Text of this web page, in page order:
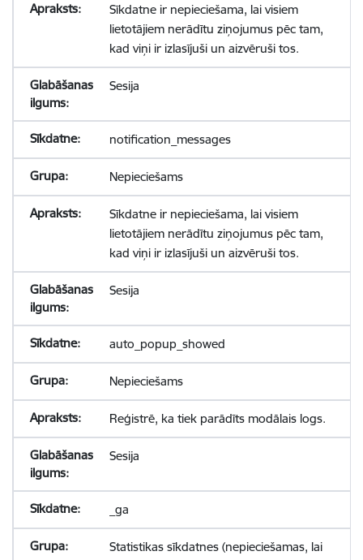
Sīkdatne ir nepieciešama, lai visiem
lietotājiem nerādītu ziņojumus pēc tam,
kad viņi ir izlasījuši un aizvēruši tos.
Sesija
notification_messages
Nepieciešams
Sīkdatne ir nepieciešama, lai visiem
lietotājiem nerādītu ziņojumus pēc tam,
kad viņi ir izlasījuši un aizvēruši tos.
Sesija
auto_popup_showed
Nepieciešams
Reģistrē, ka tiek parādīts modālais logs.
Sesija
_ga
Statistikas sīkdatnes (nepieciešamas, lai